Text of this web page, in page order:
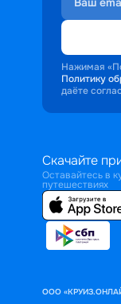
Нажимая
Политику
даёте
Скачайте
Оставайтесь в
путешествиях
ООО